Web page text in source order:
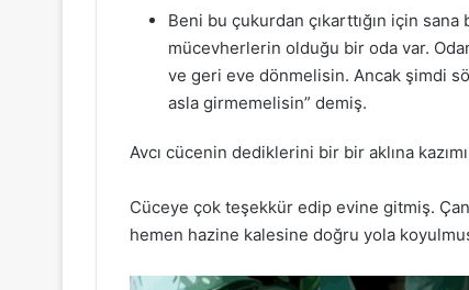
Beni bu çukurdan çıkarttığın için
mücevherlerin olduğu bir oda var.
ve geri eve dönmelisin. Ancak şimdi
asla girmemelisin” demiş.
Avcı cücenin dediklerini bir bir aklına
Cüceye çok teşekkür edip evine gitmiş.
hemen hazine kalesine doğru yola